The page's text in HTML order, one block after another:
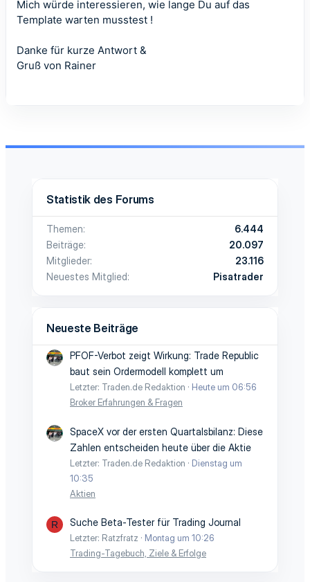
Mich würde interessieren, wie lange Du auf das
Template warten musstest !
Danke für kurze Antwort &
Gruß von Rainer
Statistik des Forums
Themen
6.444
Beiträge
20.097
Mitglieder
23.116
Neuestes Mitglied
Pisatrader
Neueste Beiträge
PFOF-Verbot zeigt Wirkung: Trade Republic
baut sein Ordermodell komplett um
Letzter: Traden.de Redaktion
Heute um 06:56
Broker Erfahrungen & Fragen
SpaceX vor der ersten Quartalsbilanz: Diese
Zahlen entscheiden heute über die Aktie
Letzter: Traden.de Redaktion
Dienstag um
10:35
Aktien
R Suche Beta-Tester für Trading Journal
Letzter: Ratzfratz
Montag um 10:26
Trading-Tagebuch, Ziele & Erfolge